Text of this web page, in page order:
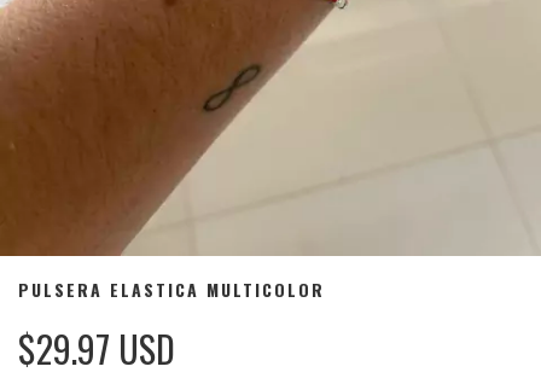
PULSERA ELASTICA MULTICOLOR
$29.97 USD